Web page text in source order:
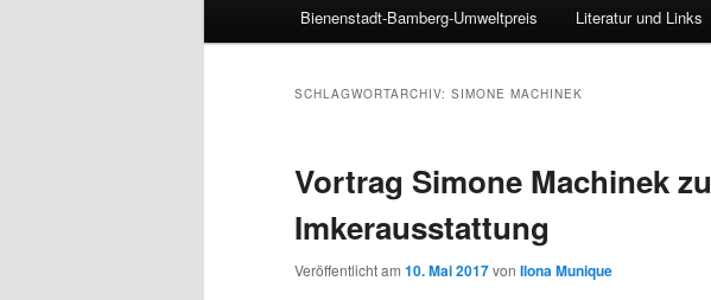
Bienenstadt-Bamberg-Umweltpreis Literatur und Links
SCHLAGWORTARCHIV: SIMONE MACHINEK
Vortrag Simone Machinek zu
Imkerausstattung
Veröffentlicht am 10. Mai 2017von Ilona Munique